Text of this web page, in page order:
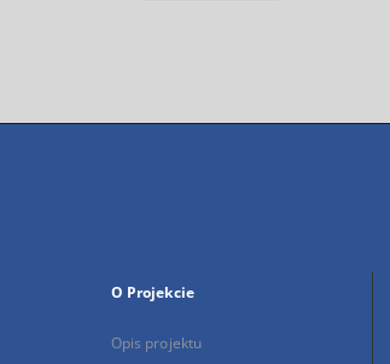
O Projekcie
Opis projektu